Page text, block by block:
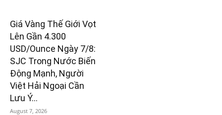
Giá Vàng Thế Giới Vọt
Lên Gần 4.300
USD/Ounce Ngày 7/8:
SJC Trong Nước Biến
Động Mạnh, Người
Việt Hải Ngoại Cần
Lưu Ý...
August 7, 2026